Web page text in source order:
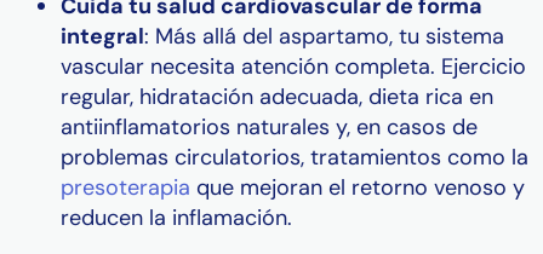
Cuida tu salud cardiovascular de forma
integral: Más allá del aspartamo, tu sistema
vascular necesita atención completa. Ejercicio
regular, hidratación adecuada, dieta rica en
antiinflamatorios naturales y, en casos de
problemas circulatorios, tratamientos como la
presoterapia que mejoran el retorno venoso y
reducen la inflamación.